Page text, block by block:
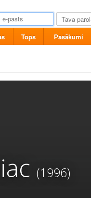
Tops Pasākumi
(1996)